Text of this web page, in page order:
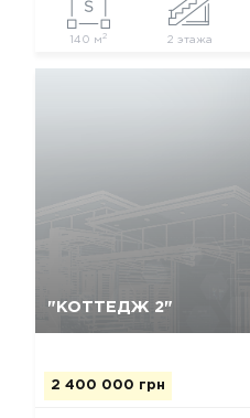
140 м2 2 этажа
"КОТТЕДЖ 2"
2 400 000 грн